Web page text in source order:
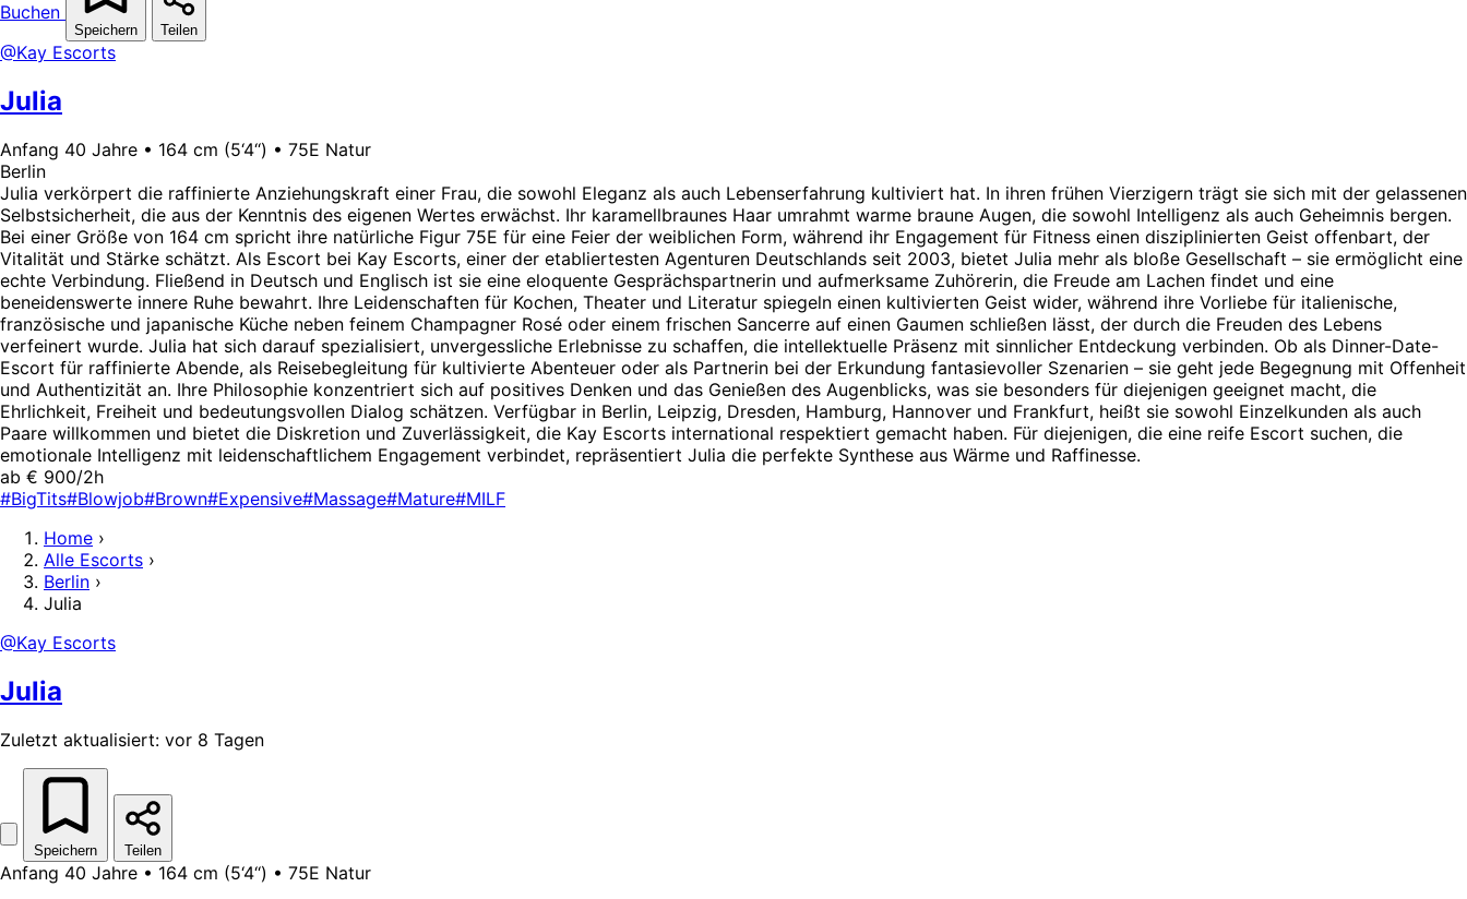
Buchen
Speichern Teilen
@Kay Escorts
Julia
Anfang 40 Jahre • 164 cm (5‘4‘‘) • 75E Natur
Berlin
Julia verkörpert die raffinierte Anziehungskraft einer Frau, die sowohl Eleganz als auch Lebenserfahrung kultiviert hat. In ihren frühen Vierzigern trägt sie sich mit der gelassenen
Selbstsicherheit, die aus der Kenntnis des eigenen Wertes erwächst. Ihr karamellbraunes Haar umrahmt warme braune Augen, die sowohl Intelligenz als auch Geheimnis bergen.
Bei einer Größe von 164 cm spricht ihre natürliche Figur 75E für eine Feier der weiblichen Form, während ihr Engagement für Fitness einen disziplinierten Geist offenbart, der
Vitalität und Stärke schätzt. Als Escort bei Kay Escorts, einer der etabliertesten Agenturen Deutschlands seit 2003, bietet Julia mehr als bloße Gesellschaft – sie ermöglicht eine
echte Verbindung. Fließend in Deutsch und Englisch ist sie eine eloquente Gesprächspartnerin und aufmerksame Zuhörerin, die Freude am Lachen findet und eine
beneidenswerte innere Ruhe bewahrt. Ihre Leidenschaften für Kochen, Theater und Literatur spiegeln einen kultivierten Geist wider, während ihre Vorliebe für italienische,
französische und japanische Küche neben feinem Champagner Rosé oder einem frischen Sancerre auf einen Gaumen schließen lässt, der durch die Freuden des Lebens
verfeinert wurde. Julia hat sich darauf spezialisiert, unvergessliche Erlebnisse zu schaffen, die intellektuelle Präsenz mit sinnlicher Entdeckung verbinden. Ob als Dinner-Date-
Escort für raffinierte Abende, als Reisebegleitung für kultivierte Abenteuer oder als Partnerin bei der Erkundung fantasievoller Szenarien – sie geht jede Begegnung mit Offenheit
und Authentizität an. Ihre Philosophie konzentriert sich auf positives Denken und das Genießen des Augenblicks, was sie besonders für diejenigen geeignet macht, die
Ehrlichkeit, Freiheit und bedeutungsvollen Dialog schätzen. Verfügbar in Berlin, Leipzig, Dresden, Hamburg, Hannover und Frankfurt, heißt sie sowohl Einzelkunden als auch
Paare willkommen und bietet die Diskretion und Zuverlässigkeit, die Kay Escorts international respektiert gemacht haben. Für diejenigen, die eine reife Escort suchen, die
emotionale Intelligenz mit leidenschaftlichem Engagement verbindet, repräsentiert Julia die perfekte Synthese aus Wärme und Raffinesse.
ab € 900/2h
#BigTits#Blowjob#Brown#Expensive#Massage#Mature#MILF
Home ›
Alle Escorts ›
Berlin ›
Julia
@Kay Escorts
Julia
Zuletzt aktualisiert: vor 8 Tagen
Speichern Teilen
Anfang 40 Jahre • 164 cm (5‘4‘‘) • 75E Natur